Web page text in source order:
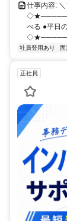
仕事内容:
べる ●平日
社員登用あり 固
正社員